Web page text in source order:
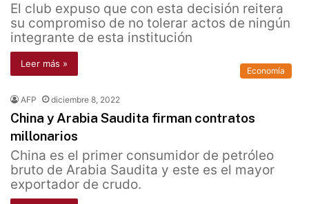
El club expuso que con esta decisión reitera
su compromiso de no tolerar actos de ningún
integrante de esta institución
Leer más »
Economía
AFP diciembre 8, 2022
China y Arabia Saudita firman contratos
millonarios
China es el primer consumidor de petróleo
bruto de Arabia Saudita y este es el mayor
exportador de crudo.